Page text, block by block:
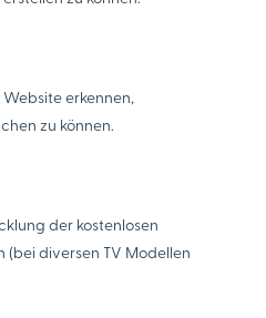
erkennen,
zu können.
der kostenlosen
diversen TV Modellen